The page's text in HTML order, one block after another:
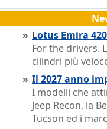
» Lotus Emira
For the drivers.
cilindri più
» Il 2027 anno
I modelli che
Jeep Recon, la
Tucson ed i